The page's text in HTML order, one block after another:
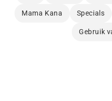
Mama Kana Specials
Gebruik